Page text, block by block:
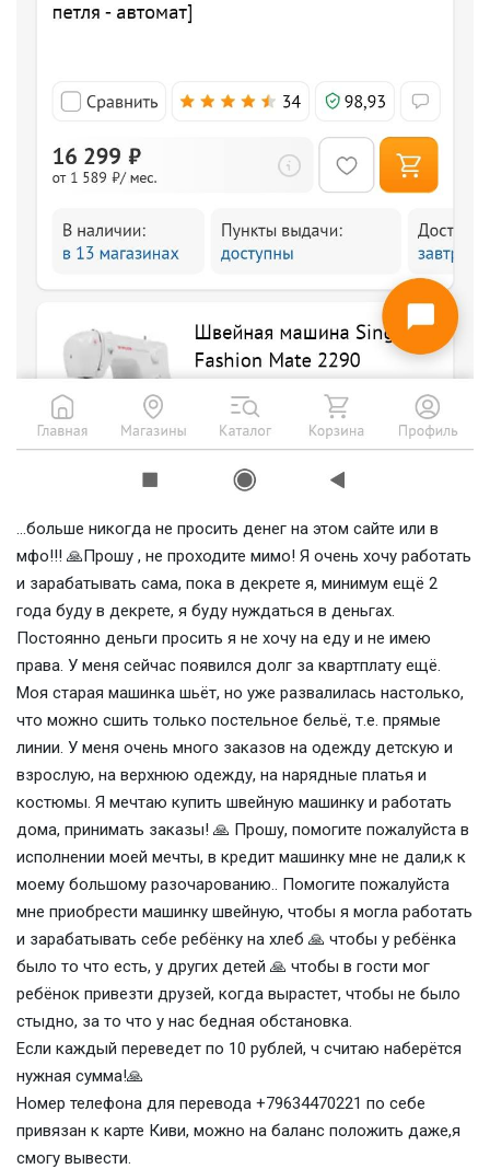
...больше никогда не просить денег на этом сайте или в
мфо!!! 🙏Прошу , не проходите мимо! Я очень хочу работать
и зарабатывать сама, пока в декрете я, минимум ещё 2
года буду в декрете, я буду нуждаться в деньгах.
Постоянно деньги просить я не хочу на еду и не имею
права. У меня сейчас появился долг за квартплату ещё.
Моя старая машинка шьёт, но уже развалилась настолько,
что можно сшить только постельное бельё, т.е. прямые
линии. У меня очень много заказов на одежду детскую и
взрослую, на верхнюю одежду, на нарядные платья и
костюмы. Я мечтаю купить швейную машинку и работать
дома, принимать заказы! 🙏 Прошу, помогите пожалуйста в
исполнении моей мечты, в кредит машинку мне не дали,к к
моему большому разочарованию.. Помогите пожалуйста
мне приобрести машинку швейную, чтобы я могла работать
и зарабатывать себе ребёнку на хлеб 🙏 чтобы у ребёнка
было то что есть, у других детей 🙏 чтобы в гости мог
ребёнок привезти друзей, когда вырастет, чтобы не было
стыдно, за то что у нас бедная обстановка.
Если каждый переведет по 10 рублей, ч считаю наберётся
нужная сумма!🙏
Номер телефона для перевода +79634470221 по себе
привязан к карте Киви, можно на баланс положить даже,я
смогу вывести.